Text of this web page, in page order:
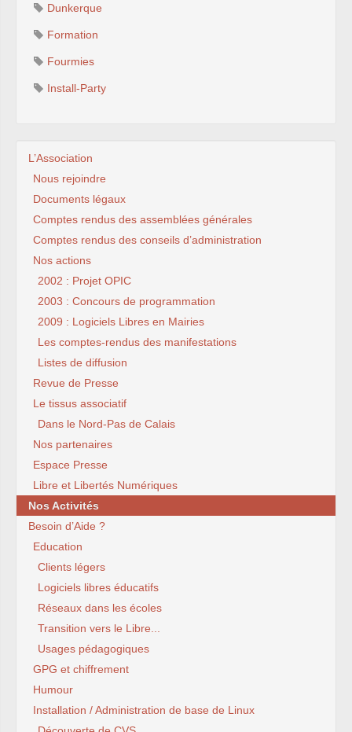
Dunkerque
Formation
Fourmies
Install-Party
L’Association
Nous rejoindre
Documents légaux
Comptes rendus des assemblées générales
Comptes rendus des conseils d’administration
Nos actions
2002 : Projet OPIC
2003 : Concours de programmation
2009 : Logiciels Libres en Mairies
Les comptes-rendus des manifestations
Listes de diffusion
Revue de Presse
Le tissus associatif
Dans le Nord-Pas de Calais
Nos partenaires
Espace Presse
Libre et Libertés Numériques
Nos Activités
Besoin d’Aide ?
Education
Clients légers
Logiciels libres éducatifs
Réseaux dans les écoles
Transition vers le Libre...
Usages pédagogiques
GPG et chiffrement
Humour
Installation / Administration de base de Linux